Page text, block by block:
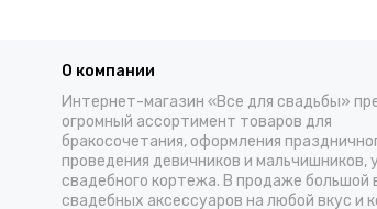
О компании
Интернет-магазин «Все для свадьбы»
огромный ассортимент товаров для
бракосочетания, оформления
проведения девичников и мальчишников,
свадебного кортежа. В продаже большой
свадебных аксессуаров на любой вкус и